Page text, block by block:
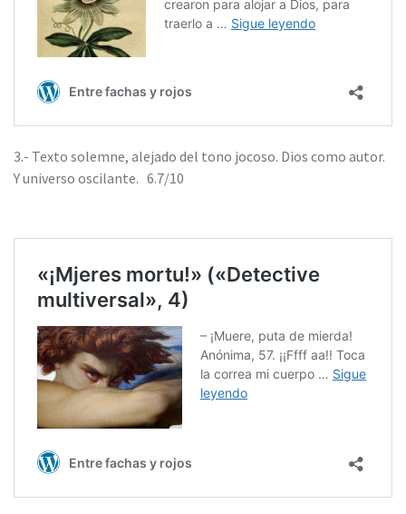
3.- Texto solemne, alejado del tono jocoso. Dios como autor.
Y universo oscilante. 6.7/10